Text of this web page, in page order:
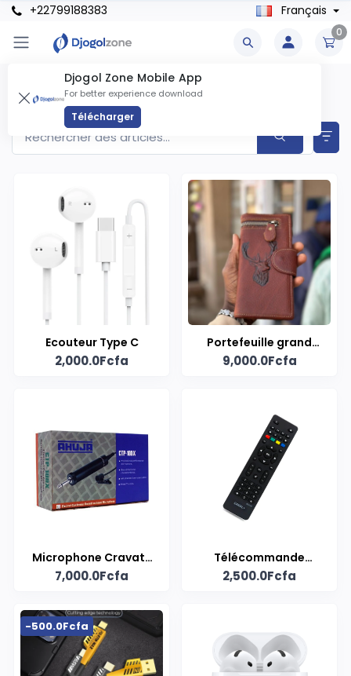
+22799188383 Français
0
Djogol Zone Mobile App
For better experience download
Télécharger
Accessoires Produits
Articles trouvés
Ecouteur Type C
2,000.0Fcfa
Portefeuille grand
format en cuir
9,000.0Fcfa
Microphone Cravate
Omnidirectionnel
7,000.0Fcfa
Télécommande
Canal+
2,500.0Fcfa
-500.0Fcfa